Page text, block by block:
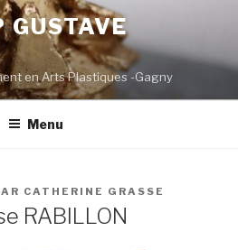
GUSTAVE
en Arts Plastiques -Gagny
Menu
CATHERINE GRASSE
RABILLON